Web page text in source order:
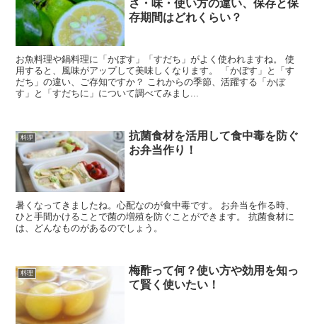
さ・味・使い方の違い、保存と保
存期間はどれくらい？
お魚料理や鍋料理に「かぼす」「すだち」がよく使われますね。 使
用すると、風味がアップして美味しくなります。 「かぼす」と「す
だち」の違い、ご存知ですか？ これからの季節、活躍する「かぼ
す」と「すだちに」について調べてみまし...
料理
抗菌食材を活用して食中毒を防ぐ
お弁当作り！
暑くなってきましたね。心配なのが食中毒です。 お弁当を作る時、
ひと手間かけることで菌の増殖を防ぐことができます。 抗菌食材に
は、どんなものがあるのでしょう。
料理
梅酢って何？使い方や効用を知っ
て賢く使いたい！